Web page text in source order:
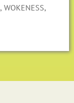
,WOKENESS,